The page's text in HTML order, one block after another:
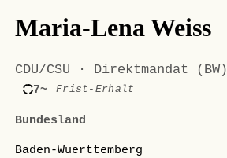
Maria-Lena Weiss
CDU/CSU · Direktmandat (BW)
7~ Frist-Erhalt
Bundesland
Baden-Wuerttemberg